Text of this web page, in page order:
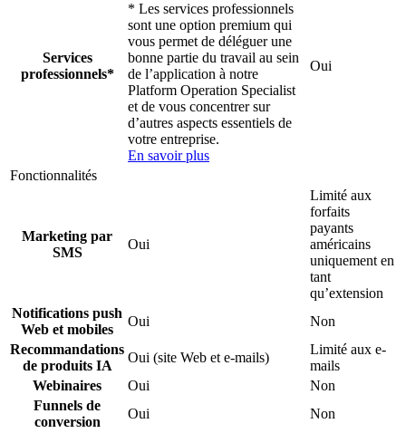
Services
professionnels*
* Les services professionnels
sont une option premium qui
vous permet de déléguer une
bonne partie du travail au sein
de l’application à notre
Platform Operation Specialist
et de vous concentrer sur
d’autres aspects essentiels de
votre entreprise.
En savoir plus
Oui
Fonctionnalités
Marketing par
SMS
Oui
Limité aux
forfaits
payants
américains
uniquement en
tant
qu’extension
Notifications push
Web et mobiles
Oui
Non
Recommandations
de produits IA
Oui (site Web et e-mails)
Limité aux e-
mails
Webinaires
Oui
Non
Funnels de
conversion
Oui
Non